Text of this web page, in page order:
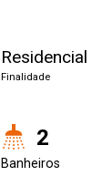
Residencial
Finalidade
2
Banheiros